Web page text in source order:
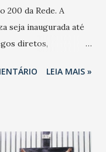
200 da Rede. A
seja inaugurada até
diretos,
oficialmente, mas
LEIA MAIS »